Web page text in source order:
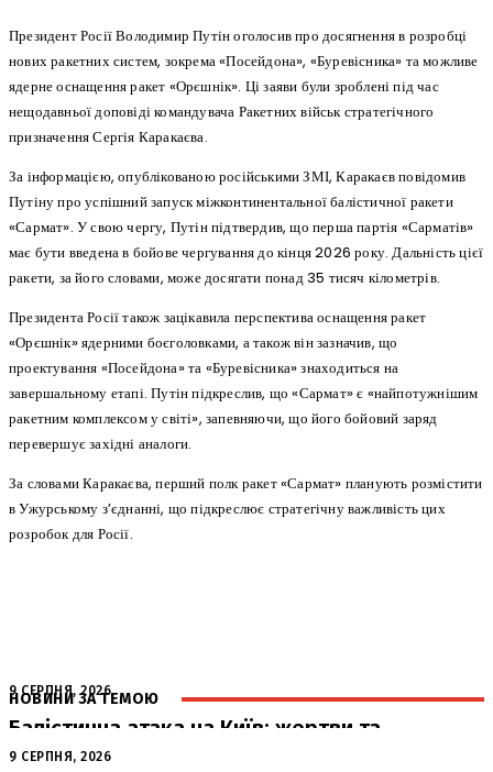
Президент Росії Володимир Путін оголосив про досягнення в розробці
нових ракетних систем, зокрема «Посейдона», «Буревісника» та можливе
ядерне оснащення ракет «Орєшнік». Ці заяви були зроблені під час
нещодавньої доповіді командувача Ракетних військ стратегічного
призначення Сергія Каракаєва.
За інформацією, опублікованою російськими ЗМІ, Каракаєв повідомив
Путіну про успішний запуск міжконтинентальної балістичної ракети
«Сармат». У свою чергу, Путін підтвердив, що перша партія «Сарматів»
має бути введена в бойове чергування до кінця 2026 року. Дальність цієї
ракети, за його словами, може досягати понад 35 тисяч кілометрів.
Президента Росії також зацікавила перспектива оснащення ракет
«Орєшнік» ядерними боєголовками, а також він зазначив, що
проектування «Посейдона» та «Буревісника» знаходиться на
завершальному етапі. Путін підкреслив, що «Сармат» є «найпотужнішим
ракетним комплексом у світі», запевняючи, що його бойовий заряд
перевершує західні аналоги.
За словами Каракаєва, перший полк ракет «Сармат» планують розмістити
в Ужурському з’єднанні, що підкреслює стратегічну важливість цих
розробок для Росії.
НОВИНИ ЗА ТЕМОЮ
9 СЕРПНЯ, 2026
Балістична атака на Київ: жертви та
руйнування
9 СЕРПНЯ, 2026